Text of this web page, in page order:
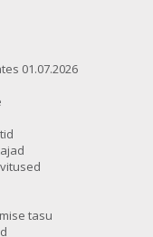
01.07.2026
tasu